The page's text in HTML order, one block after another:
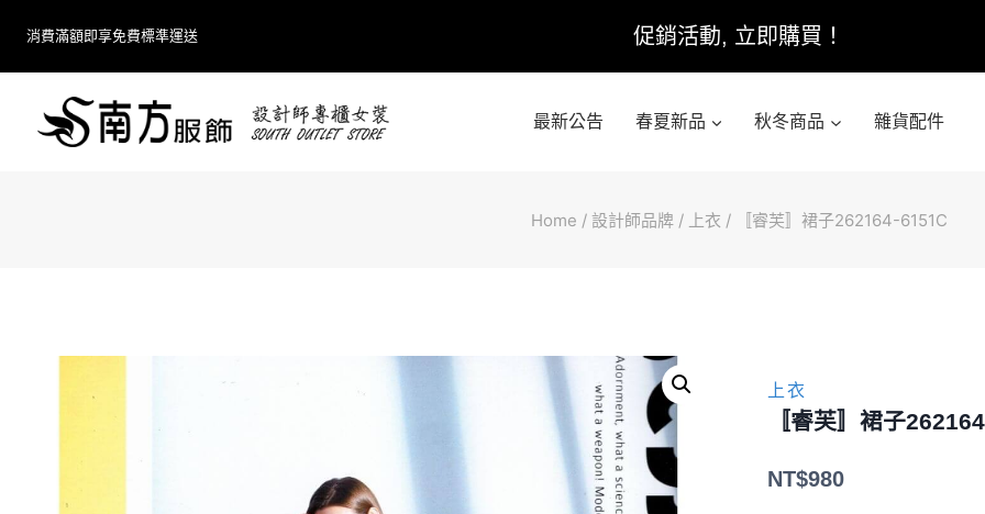
消費滿額即享免費標準運送 促銷活動, 立即購買！
最新公告 春夏新品 秋冬商品 雜貨配件
Home / 設計師品牌 / 上衣 / 〚睿芙〛裙子262164-6151C
上衣
〚睿芙〛裙子
NT$980